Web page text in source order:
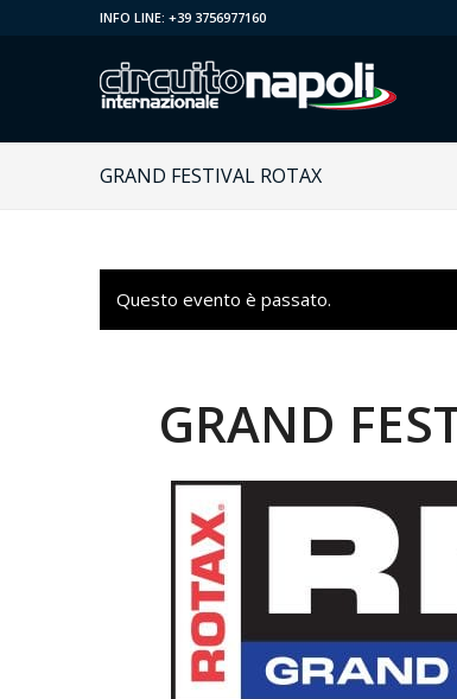
INFO LINE: +39 3756977160
GRAND FESTIVAL ROTAX
Questo evento è passato.
GRAND